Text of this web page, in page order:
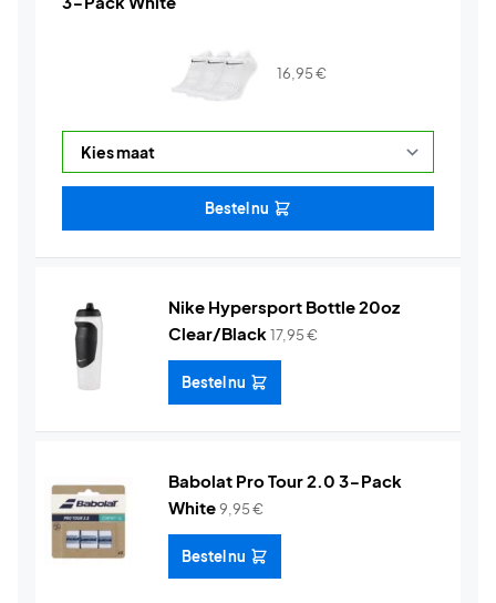
16,95€
Bestel nu
Nike Hypersport Bottle 20oz
Clear/Black17,95€
Bestel nu
Babolat Pro Tour 2.0 3-Pack
White9,95€
Bestel nu